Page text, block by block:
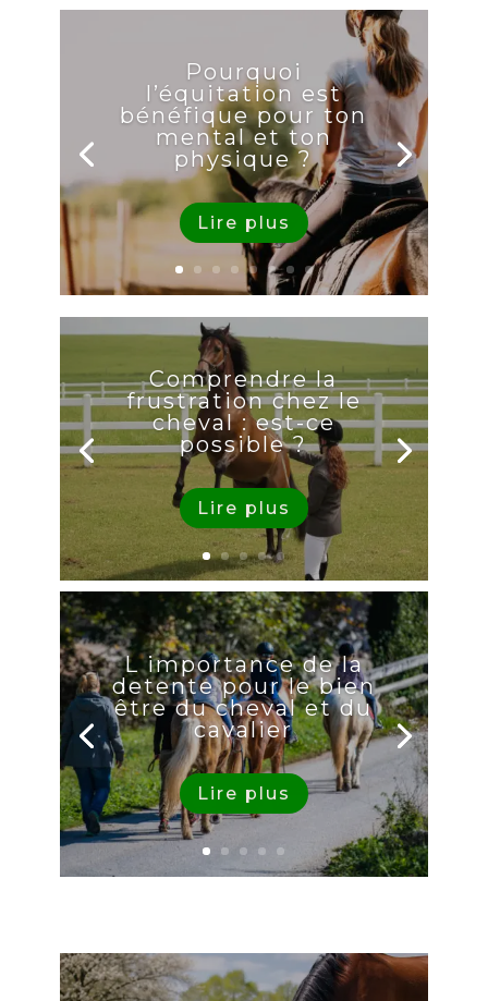
Pourquoi
l’équitation est
bénéfique pour ton
mental et ton
physique ?
Lire plus
Comprendre la
frustration chez le
cheval : est-ce
possible ?
Lire plus
L importance de la
detente pour le bien
être du cheval et du
cavalier
Lire plus